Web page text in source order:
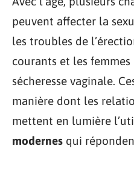
peuvent affecter la
les troubles de
courants et les
sécheresse vaginale.
manière dont les
mettent en lumière
modernes qui